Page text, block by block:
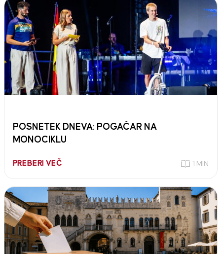
POSNETEK DNEVA: POGAČAR NA
MONOCIKLU
PREBERI VEČ 1 MIN